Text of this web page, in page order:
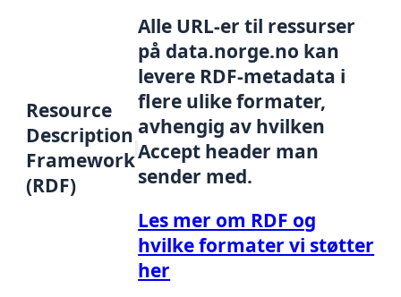
Resource
Description
Framework
(RDF)
Alle URL-er til ressurser
på data.norge.no kan
levere RDF-metadata i
flere ulike formater,
avhengig av hvilken
Accept header man
sender med.
Les mer om RDF og
hvilke formater vi støtter
her